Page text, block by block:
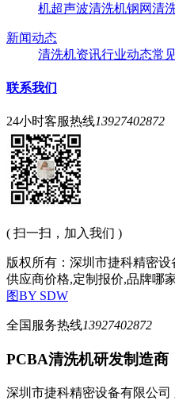
机超声波清洗机钢网清
新闻动态
清洗机资讯行业动态常
联系我们
24小时客服热线13927402872
( 扫一扫，加入我们 )
版权所有：深圳市捷科精密
供应商价格,定制报价,品牌哪
图BY SDW
全国服务热线13927402872
PCBA清洗机研发制造商
深圳市捷科精密设备有限公司